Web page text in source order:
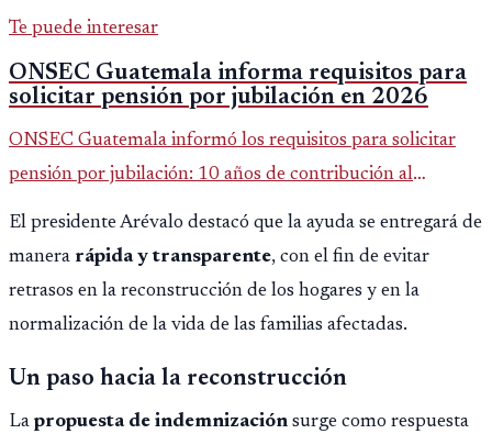
Te puede interesar
ONSEC Guatemala informa requisitos para
solicitar pensión por jubilación en 2026
ONSEC Guatemala informó los requisitos para solicitar
pensión por jubilación: 10 años de contribución al
Montepío y 50 años de edad, o 20 años de servicio sin
importar edad.
El presidente Arévalo destacó que la ayuda se entregará de
manera rápida y transparente, con el fin de evitar
retrasos en la reconstrucción de los hogares y en la
normalización de la vida de las familias afectadas.
Un paso hacia la reconstrucción
La propuesta de indemnización surge como respuesta